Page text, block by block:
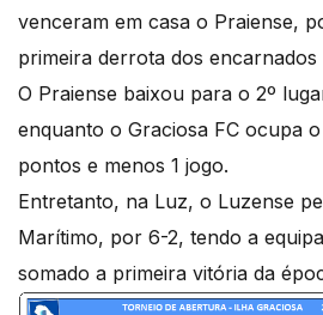
venceram em casa o Praiense,
primeira derrota dos encarnados
O Praiense baixou para o 2º
enquanto o Graciosa FC ocupa
pontos e menos 1 jogo.
Entretanto, na Luz, o Luzense
Marítimo, por 6-2, tendo a
somado a primeira vitória da